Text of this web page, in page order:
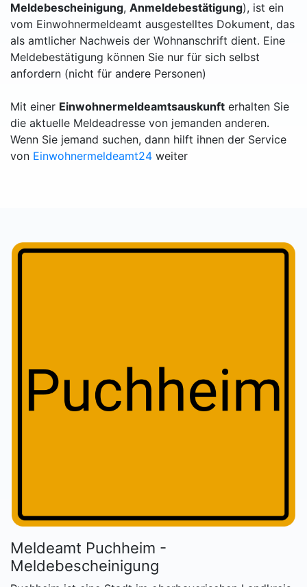
Meldebescheinigung, Anmeldebestätigung), ist ein
vom Einwohnermeldeamt ausgestelltes Dokument, das
als amtlicher Nachweis der Wohnanschrift dient. Eine
Meldebestätigung können Sie nur für sich selbst
anfordern (nicht für andere Personen)
Mit einer Einwohnermeldeamtsauskunft erhalten Sie
die aktuelle Meldeadresse von jemanden anderen.
Wenn Sie jemand suchen, dann hilft ihnen der Service
von Einwohnermeldeamt24 weiter
Meldeamt Puchheim -
Meldebescheinigung